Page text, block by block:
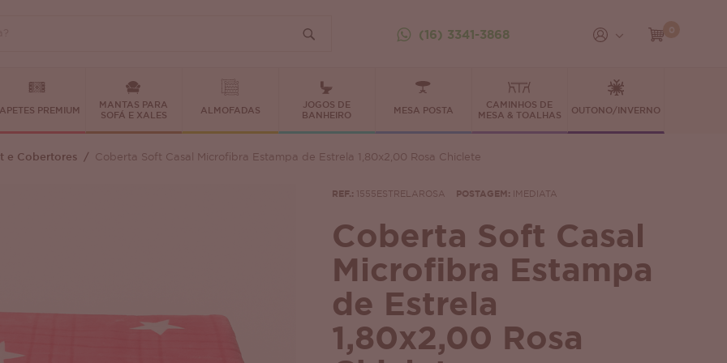
(16) 3341-3868
PREMIUM
MANTAS PARA
SOFÁ E XALES
ALMOFADAS
JOGOS DE
BANHEIRO
MESA POSTA
CAMINHOS DE
MESA & TOALHAS
OUTONO/INVERNO
e Cobertores Coberta Soft Casal Microfibra Estampa de Estrela 1,80x2,00 Rosa Chiclete
REF.: 1555ESTRELAROSA POSTAGEM: IMEDIATA
Coberta Soft Casal
Microfibra Estampa
de Estrela
1,80x2,00 Rosa